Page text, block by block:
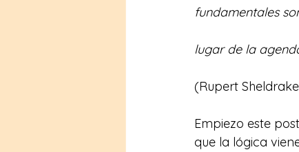
fundamentales
lugar de la
(Rupert
Empiezo este
que la lógica